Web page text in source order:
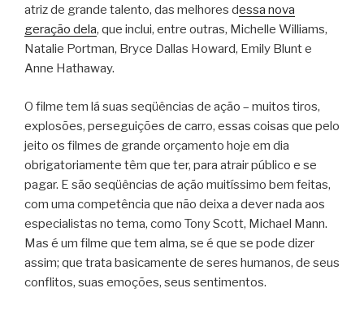
atriz de grande talento, das melhores dessa nova
geração dela, que inclui, entre outras, Michelle Williams,
Natalie Portman, Bryce Dallas Howard, Emily Blunt e
Anne Hathaway.
O filme tem lá suas seqüências de ação – muitos tiros,
explosões, perseguições de carro, essas coisas que pelo
jeito os filmes de grande orçamento hoje em dia
obrigatoriamente têm que ter, para atrair público e se
pagar. E são seqüências de ação muitíssimo bem feitas,
com uma competência que não deixa a dever nada aos
especialistas no tema, como Tony Scott, Michael Mann.
Mas é um filme que tem alma, se é que se pode dizer
assim; que trata basicamente de seres humanos, de seus
conflitos, suas emoções, seus sentimentos.